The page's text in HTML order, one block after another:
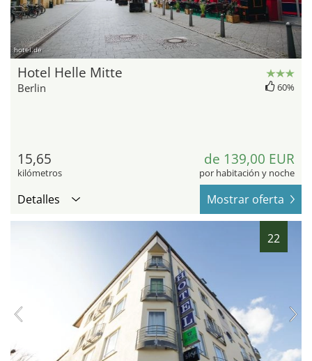
hotel.de
Hotel Helle Mitte
Berlin 60%
15,65
kilómetros
de 139,00 EUR
por habitación y noche
Detalles Mostrar oferta
22